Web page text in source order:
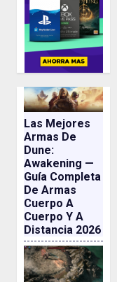
Las Mejores
Armas De
Dune:
Awakening —
Guía Completa
De Armas
Cuerpo A
Cuerpo Y A
Distancia 2026